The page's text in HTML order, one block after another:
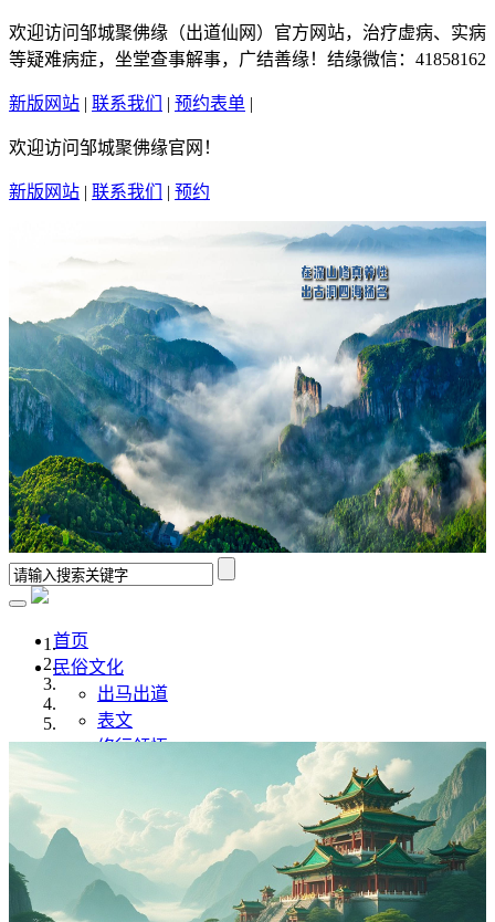
欢迎访问邹城聚佛缘（出道仙网）官方网站，治疗虚病、实病
等疑难病症，坐堂查事解事，广结善缘！结缘微信：41858162
新版网站 | 联系我们 | 预约表单 |
欢迎访问邹城聚佛缘官网！
新版网站 | 联系我们 | 预约
首页
民俗文化
出马出道
表文
修行领悟
佛道文化
佛家
道家
传统文化